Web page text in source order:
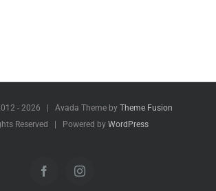
- 2026 | Avada Theme by Theme Fusion
Reserved | Powered by WordPress
FacebookInstagram